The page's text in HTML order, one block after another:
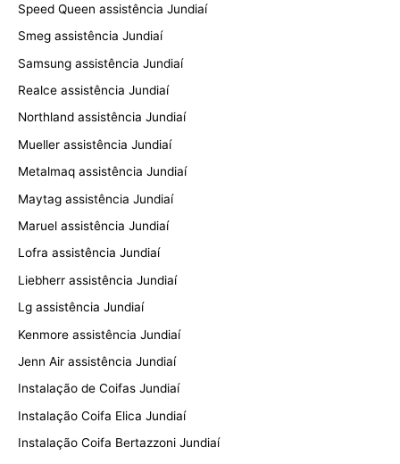
Speed Queen assistência Jundiaí
Smeg assistência Jundiaí
Samsung assistência Jundiaí
Realce assistência Jundiaí
Northland assistência Jundiaí
Mueller assistência Jundiaí
Metalmaq assistência Jundiaí
Maytag assistência Jundiaí
Maruel assistência Jundiaí
Lofra assistência Jundiaí
Liebherr assistência Jundiaí
Lg assistência Jundiaí
Kenmore assistência Jundiaí
Jenn Air assistência Jundiaí
Instalação de Coifas Jundiaí
Instalação Coifa Elica Jundiaí
Instalação Coifa Bertazzoni Jundiaí